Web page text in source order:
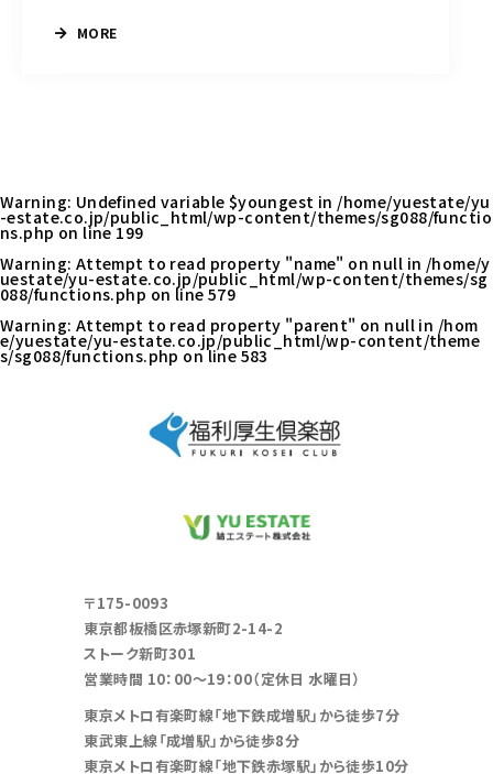
MORE
Warning: Undefined variable $youngest in /home/yuestate/yu
-estate.co.jp/public_html/wp-content/themes/sg088/functio
ns.php on line199
Warning: Attempt to read property "name" on null in /home/y
uestate/yu-estate.co.jp/public_html/wp-content/themes/sg
088/functions.php on line 579
Warning: Attempt to read property "parent" on null in /hom
e/yuestate/yu-estate.co.jp/public_html/wp-content/theme
s/sg088/functions.php on line 583
〒175-0093
東京都板橋区赤塚新町2-14-2
ストーク新町301
営業時間 10：00～19：00（定休日 水曜日）
東京メトロ有楽町線「地下鉄成増駅」から徒歩7分
東武東上線「成増駅」から徒歩8分
東京メトロ有楽町線「地下鉄赤塚駅」から徒歩10分